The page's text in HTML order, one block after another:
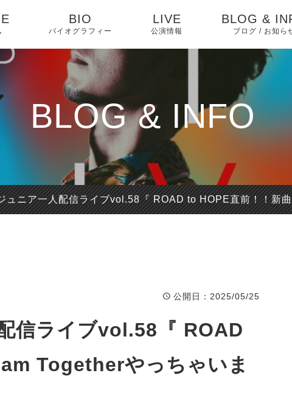
BIO
バイオグラフィー
LIVE
公演情報
BLOG &
ブログ / お知ら
お知らせ
ブログ
ピックアップ
BLOG & INFO
ュニア一人配信ライブvol.58『 ROAD to HOPE直前！！新
公開日 ：2025/05/25
信ライブvol.58『 ROAD
Togetherやっちゃいま